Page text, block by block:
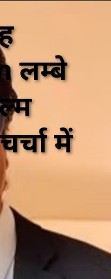
लम्बे
में